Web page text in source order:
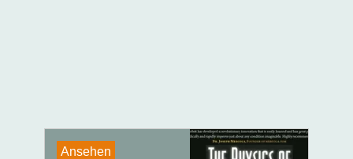
Ansehen